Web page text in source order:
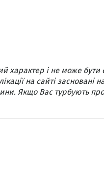
характер і не може бути
на сайті засновані
Якщо Вас турбують